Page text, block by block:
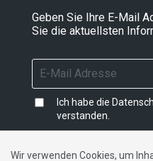
Geben Sie Ihre E-Mail
Sie die aktuellsten
Ich habe die
verstanden.
Wir verwenden Cookies, um